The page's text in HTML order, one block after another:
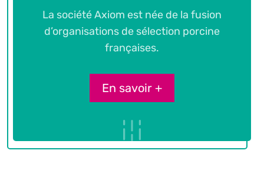
La société Axiom est née de la fusion
d’organisations de sélection porcine
françaises.
En savoir +